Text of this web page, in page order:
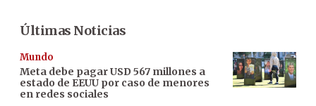
Últimas Noticias
Mundo
Meta debe pagar USD 567 millones a
estado de EEUU por caso de menores
en redes sociales